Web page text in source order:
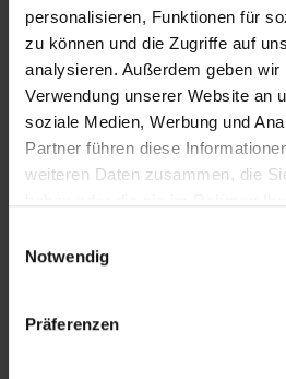
personalisieren, Funktionen für
zu können und die Zugriffe auf
analysieren. Außerdem geben
Verwendung unserer Website an
soziale Medien, Werbung und
Partner führen diese
weiteren Daten zusammen, die
Notwendig
Präferenzen
vorhanden sein. Falls nicht, wird
praktische Grundausbildung
sollte auch über fundierte
thermischen Spritzen verfügen.
bitte an die SLV Duisburg.
Zurück
Übersicht
in Tagesform